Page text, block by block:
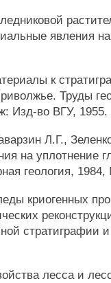
явления
к
Труды
Изд-во ВГУ,
Л.Г.,
на уплотнение
геология,
криогенных
стратиграфии
лесса и